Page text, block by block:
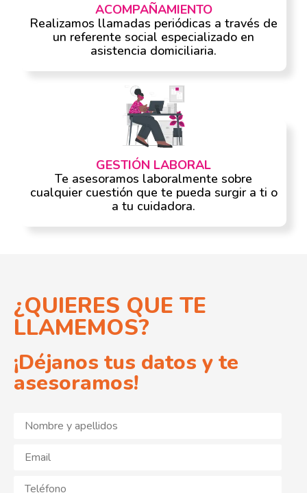
ACOMPAÑAMIENTO
Realizamos llamadas periódicas a través de
un referente social especializado en
asistencia domiciliaria.
GESTIÓN LABORAL
Te asesoramos laboralmente sobre
cualquier cuestión que te pueda surgir a ti o
a tu cuidadora.
¿QUIERES QUE TE
LLAMEMOS?
¡Déjanos tus datos y te
asesoramos!